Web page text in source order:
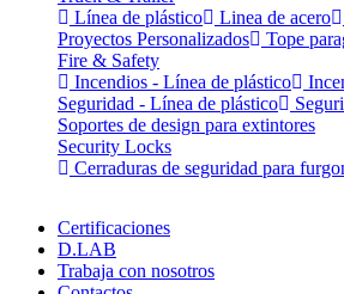
Línea de plástico
Linea de acero
Proyectos Personalizados
Tope
Fire & Safety
Incendios - Línea de plástico
Seguridad - Línea de plástico
Soportes de design para extintores
Security Locks
Cerraduras de seguridad para
Certificaciones
D.LAB
Trabaja con nosotros